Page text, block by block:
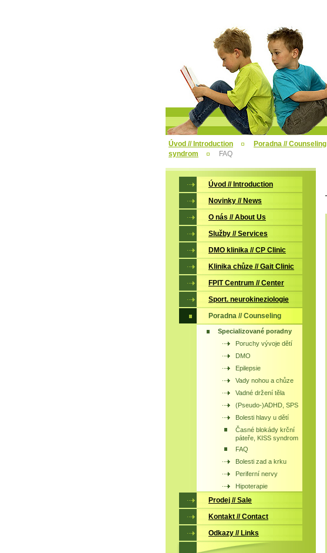
Úvod // Introduction Poradna // Counseling
syndrom
FAQ
Úvod // Introduction
Novinky // News
O nás // About Us
Služby // Services
DMO klinika // CP Clinic
Klinika chůze // Gait Clinic
FPIT Centrum // Center
Sport. neurokineziologie
Poradna // Counseling
Specializované poradny
Poruchy vývoje dětí
DMO
Epilepsie
Vady nohou a chůze
Vadné držení těla
(Pseudo-)ADHD, SPS
Bolesti hlavy u dětí
Časné blokády krční
páteře, KISS syndrom
FAQ
Bolesti zad a krku
Periferní nervy
Hipoterapie
Prodej // Sale
Kontakt // Contact
Odkazy // Links